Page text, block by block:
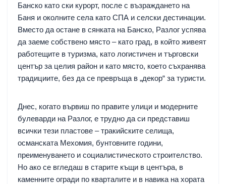
Банско като ски курорт, после с възраждането на
Баня и околните села като СПА и селски дестинации.
Вместо да остане в сянката на Банско, Разлог успява
да заеме собствено място – като град, в който живеят
работещите в туризма, като логистичен и търговски
център за целия район и като място, което съхранява
традициите, без да се превръща в „декор“ за туристи.
Днес, когато вървиш по правите улици и модерните
булеварди на Разлог, е трудно да си представиш
всички тези пластове – тракийските селища,
османската Мехомия, бунтовните години,
преименуването и социалистическото строителство.
Но ако се вгледаш в старите къщи в центъра, в
каменните огради по кварталите и в навика на хората